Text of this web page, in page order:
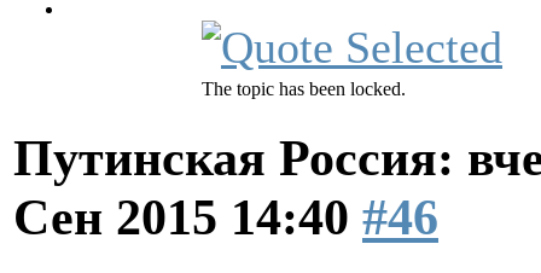
The topic has been locked.
Путинская Россия:
Сен 2015 14:40 #46